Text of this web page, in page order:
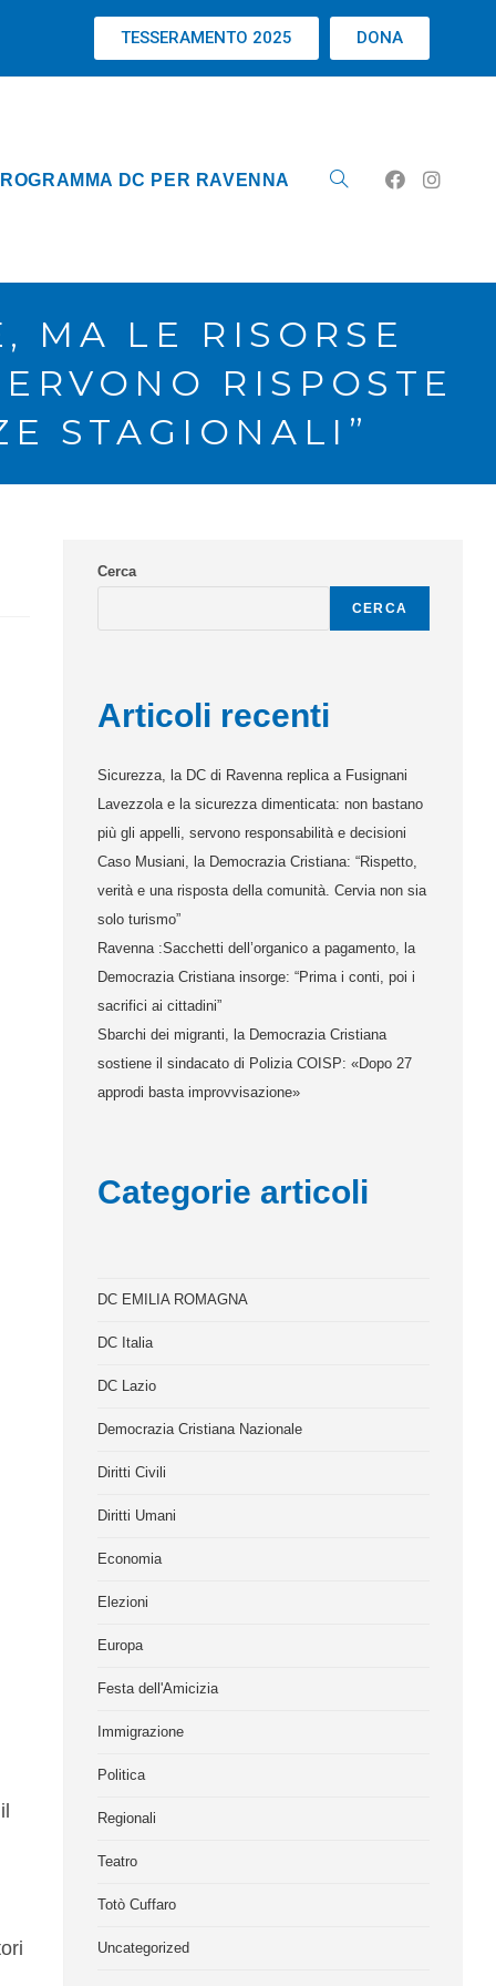
TESSERAMENTO 2025 DONA
DC PER RAVENNA
MA LE RISORSE
RISPOSTE
STAGIONALI”
Cerca
CERCA
Articoli recenti
Sicurezza, la DC di Ravenna replica a Fusignani
Lavezzola e la sicurezza dimenticata: non bastano
più gli appelli, servono responsabilità e decisioni
Caso Musiani, la Democrazia Cristiana: “Rispetto,
verità e una risposta della comunità. Cervia non sia
solo turismo”
Ravenna :Sacchetti dell’organico a pagamento, la
Democrazia Cristiana insorge: “Prima i conti, poi i
sacrifici ai cittadini”
Sbarchi dei migranti, la Democrazia Cristiana
sostiene il sindacato di Polizia COISP: «Dopo 27
approdi basta improvvisazione»
Categorie articoli
DC EMILIA ROMAGNA
DC Italia
DC Lazio
Democrazia Cristiana Nazionale
Diritti Civili
Diritti Umani
Economia
Elezioni
Europa
Festa dell'Amicizia
Immigrazione
Politica
Regionali
Teatro
Totò Cuffaro
Uncategorized